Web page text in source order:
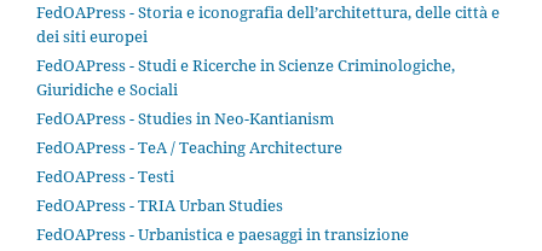
FedOAPress - Storia e iconografia dell’architettura, delle città e
dei siti europei
FedOAPress - Studi e Ricerche in Scienze Criminologiche,
Giuridiche e Sociali
FedOAPress - Studies in Neo-Kantianism
FedOAPress - TeA / Teaching Architecture
FedOAPress - Testi
FedOAPress - TRIA Urban Studies
FedOAPress - Urbanistica e paesaggi in transizione